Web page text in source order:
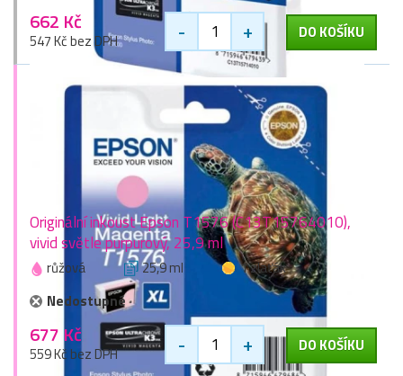
662 Kč
547 Kč bez DPH - + DO KOŠÍKU
Originální inkoust Epson T1576 (C13T15764010),
vivid světle purpurový, 25,9 ml
růžová 25,9 ml
1 zlaťák
Nedostupné
677 Kč
559 Kč bez DPH - + DO KOŠÍKU